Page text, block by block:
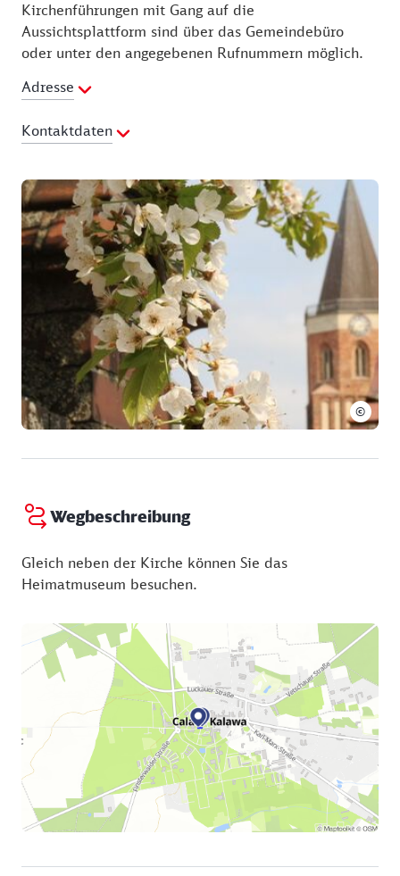
Kirchenführungen mit Gang auf die
Aussichtsplattform sind über das Gemeindebüro
oder unter den angegebenen Rufnummern möglich.
Adresse
Kontaktdaten
Telefon: 03541-803141
©
Wegbeschreibung
Gleich neben der Kirche können Sie das
Heimatmuseum besuchen.